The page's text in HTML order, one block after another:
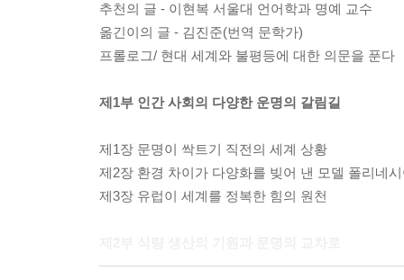
추천의 글 - 이현복 서울대 언어학과 명예 교수
옮긴이의 글 - 김진준(번역 문학가)
프롤로그/ 현대 세계와 불평등에 대한 의문을 푼다
제1부 인간 사회의 다양한 운명의 갈림길
제1장 문명이 싹트기 직전의 세계 상황
제2장 환경 차이가 다양화를 빚어 낸 모델 폴리네
제3장 유럽이 세계를 정복한 힘의 원천